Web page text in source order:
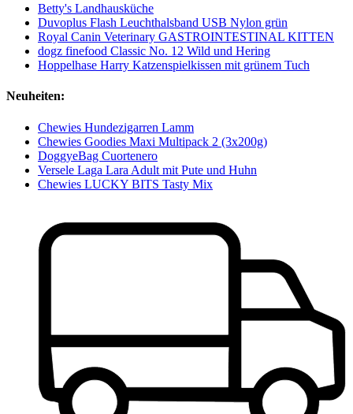
Betty's Landhausküche
Duvoplus Flash Leuchthalsband USB Nylon grün
Royal Canin Veterinary GASTROINTESTINAL KITTEN
dogz finefood Classic No. 12 Wild und Hering
Hoppelhase Harry Katzenspielkissen mit grünem Tuch
Neuheiten:
Chewies Hundezigarren Lamm
Chewies Goodies Maxi Multipack 2 (3x200g)
DoggyeBag Cuortenero
Versele Laga Lara Adult mit Pute und Huhn
Chewies LUCKY BITS Tasty Mix